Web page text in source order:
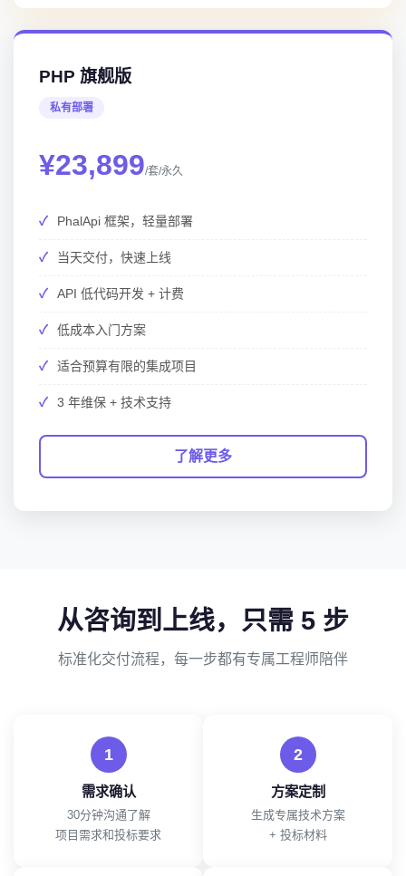
PHP 旗舰版
私有部署
¥23,899/套/永久
PhalApi 框架，轻量部署
当天交付，快速上线
API 低代码开发 + 计费
低成本入门方案
适合预算有限的集成项目
3 年维保 + 技术支持
了解更多
从咨询到上线，只需 5 步
标准化交付流程，每一步都有专属工程师陪伴
1
需求确认
30分钟沟通了解
项目需求和投标要求
2
方案定制
生成专属技术方案
+ 投标材料